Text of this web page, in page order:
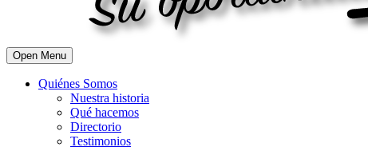
Open Menu
Quiénes Somos
Nuestra historia
Qué hacemos
Directorio
Testimonios